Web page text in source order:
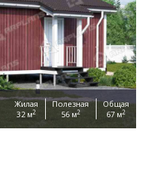
Жилая
32 м2
Полезная
56 м2
Общая
67 м2